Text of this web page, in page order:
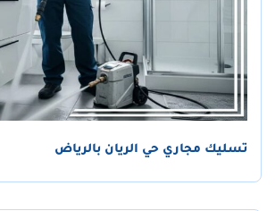
تسليك مجاري حي الريان بالرياض